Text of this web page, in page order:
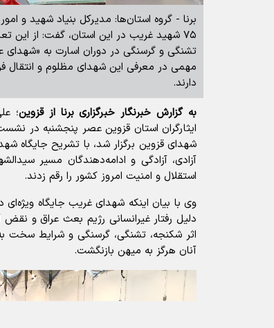
برنا - گروه استان‌ها: مدیرکل بنیاد شهید و
تشنگی و گرسنگی در دوران اسارت به
مهمی در معرفی این شهدای مظلوم و انتقال
دارند.
به گزارش خبرنگار خبرگزاری برنا از قزوین؛
ایثارگران استان قزوین عصر پنجشنبه در
شهدای قزوین برگزار شد، با تشریح جایگاه
آزادی، آزادگی و ادامه‌دهندگان مسیر
استقلال و امنیت امروز کشور را رقم زدند.
وی با بیان اینکه شهدای غریب جایگاه ویژه‌ای
دلیل رفتار غیرانسانی رژیم بعث عراق و نقض
اثر شکنجه، تشنگی، گرسنگی و شرایط سخت
آنان هرگز به میهن بازنگشت.